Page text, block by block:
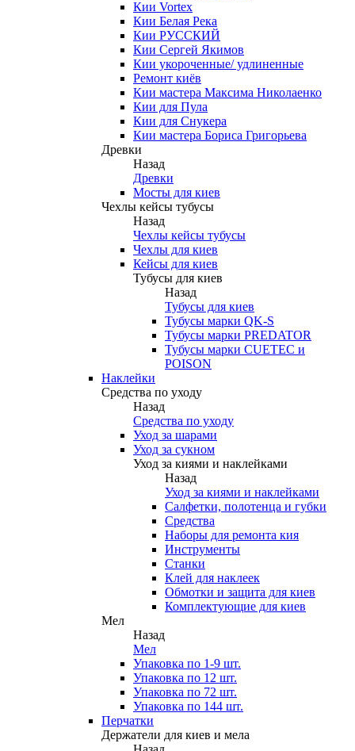
Кии Vortex
Кии Белая Река
Кии РУССКИЙ
Кии Сергей Якимов
Кии укороченные/ удлиненные
Ремонт киёв
Кии мастера Максима Николаенко
Кии для Пула
Кии для Снукера
Кии мастера Бориса Григорьева
Древки
Назад
Древки
Мосты для киев
Чехлы кейсы тубусы
Назад
Чехлы кейсы тубусы
Чехлы для киев
Кейсы для киев
Тубусы для киев
Назад
Тубусы для киев
Тубусы марки QK-S
Тубусы марки PREDATOR
Тубусы марки CUETEC и
POISON
Наклейки
Средства по уходу
Назад
Средства по уходу
Уход за шарами
Уход за сукном
Уход за киями и наклейками
Назад
Уход за киями и наклейками
Салфетки, полотенца и губки
Средства
Наборы для ремонта кия
Инструменты
Станки
Клей для наклеек
Обмотки и защита для киев
Комплектующие для киев
Мел
Назад
Мел
Упаковка по 1-9 шт.
Упаковка по 12 шт.
Упаковка по 72 шт.
Упаковка по 144 шт.
Перчатки
Держатели для киев и мела